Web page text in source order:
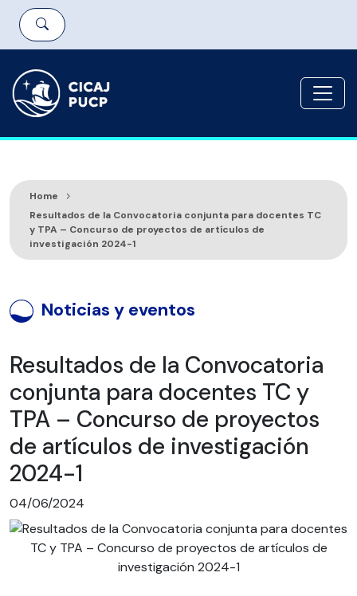
Home
Resultados de la Convocatoria conjunta para docentes TC
y TPA – Concurso de proyectos de artículos de
investigación 2024-1
Noticias y eventos
Resultados de la Convocatoria
conjunta para docentes TC y
TPA – Concurso de proyectos
de artículos de investigación
2024-1
04/06/2024